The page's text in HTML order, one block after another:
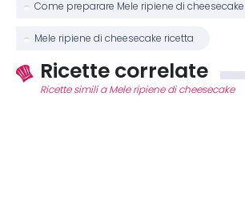
Come preparare Mele ripiene di cheesecake
Mele ripiene di cheesecake ricetta
Ricette correlate
Ricette simili a Mele ripiene di cheesecake